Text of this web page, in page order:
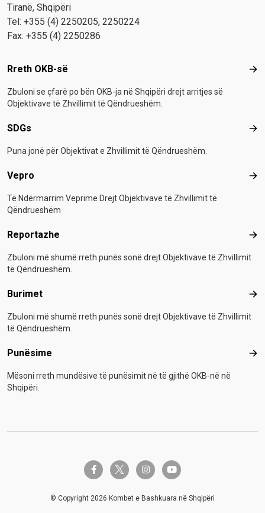
Tiranë, Shqipëri
Tel: +355 (4) 2250205, 2250224
Fax: +355 (4) 2250286
Footer menu
Rreth OKB-së
Zbuloni se çfarë po bën OKB-ja në Shqipëri drejt arritjes së
Objektivave të Zhvillimit të Qëndrueshëm.
SDGs
Puna jonë për Objektivat e Zhvillimit të Qëndrueshëm.
Vepro
Të Ndërmarrim Veprime Drejt Objektivave të Zhvillimit të
Qëndrueshëm
Reportazhe
Zbuloni më shumë rreth punës sonë drejt Objektivave të Zhvillimit
të Qëndrueshëm.
Burimet
Zbuloni më shumë rreth punës sonë drejt Objektivave të Zhvillimit
të Qëndrueshëm.
Punësime
Mësoni rreth mundësive të punësimit në të gjithë OKB-në në
Shqipëri.
facebook-ftwitter-x instagramyoutube
© Copyright 2026 Kombet e Bashkuara në Shqipëri